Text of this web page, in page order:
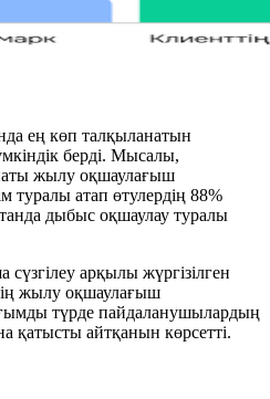
ең көп талқыланатын
берді. Мысалы,
жылу оқшаулағыш
туралы атап өтулердің 88%
дыбыс оқшаулау туралы
сүзгілеу арқылы жүргізілген
жылу оқшаулағыш
түрде пайдаланушылардың
қатысты айтқанын көрсетті.